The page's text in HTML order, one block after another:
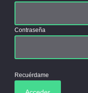
Contraseña
Recuérdame